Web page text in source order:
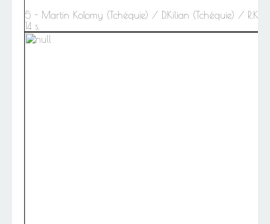
5 - Martin Kolomy (Tchéquie) / D.Kilian (Tchéquie) /
14 s.